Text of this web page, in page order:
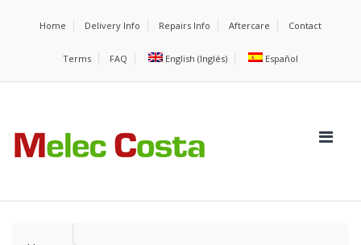
Home Delivery Info Repairs Info Aftercare Contact
Terms FAQ English (Inglés) Español